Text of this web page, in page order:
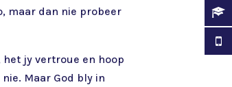
maar dan nie probeer
jy vertroue en hoop
Maar God bly in